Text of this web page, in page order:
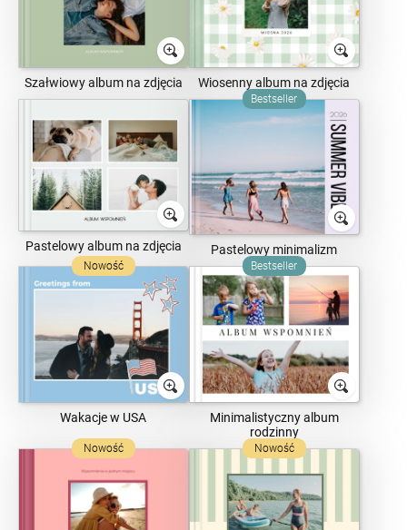
Szałwiowy album na zdjęcia Wiosenny album na zdjęcia
Pastelowy album na zdjęcia
Bestseller
Pastelowy minimalizm
Nowość
Wakacje w USA
Bestseller
Minimalistyczny album
rodzinny
Nowość Nowość